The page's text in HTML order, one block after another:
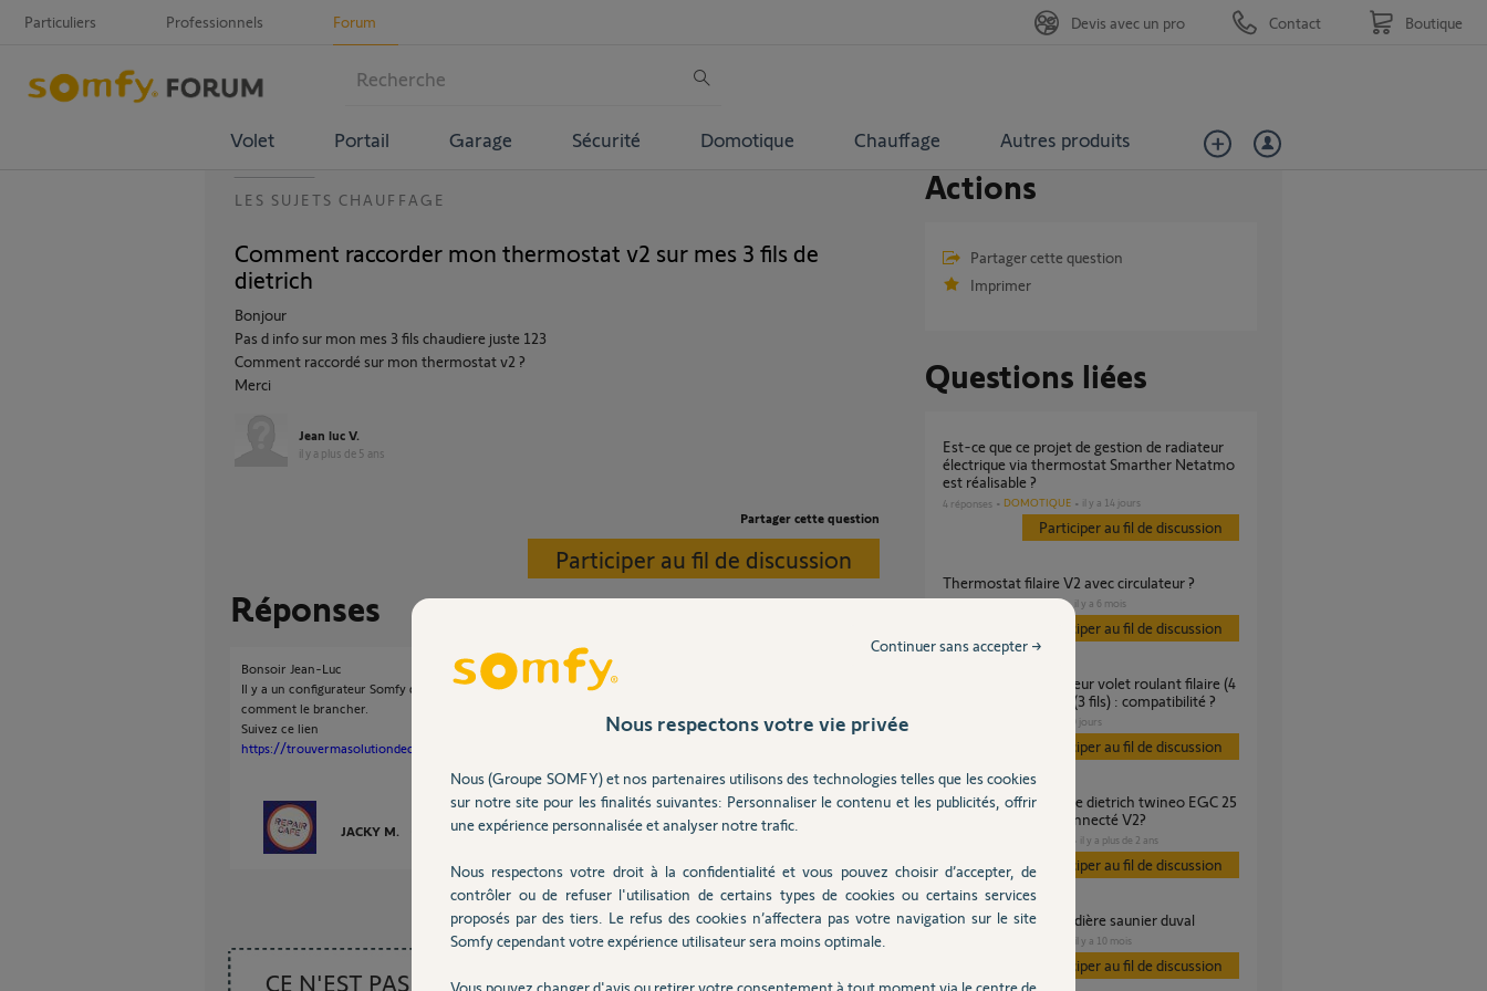
Particuliers Professionnels Forum
Volet Portail Garage Sécurité Domotique Chauffage Autres produits
Devis avec un pro Contact Boutique
LES SUJETS CHAUFFAGE
Comment raccorder mon thermostat v2 sur mes 3 fils de
dietrich
Bonjour
Pas d info sur mon mes 3 fils chaudiere juste 123
Comment raccordé sur mon thermostat v2 ?
Merci
Jean luc V.
il y a plus de 5 ans
Partager cette question
Participer au fil de discussion
Réponses
Bonsoir Jean-Luc
Il y a un configurateur Somfy qui permet de savoir quel thermostat est compatible et
comment le brancher.
Suivez ce lien
https://trouvermasolutiondechauffage.somfy.fr/
JACKY M. il y a plus de 5 ans
CE N'EST PAS CE
Actions
Partager cette question
Imprimer
Questions liées
Est-ce que ce projet de gestion de radiateur
électrique via thermostat Smarther Netatmo
est réalisable ?
4 réponses DOMOTIQUE il y a 14 jours
Participer au fil de discussion
Thermostat filaire V2 avec circulateur ?
CHAUFFAGE il y a 6 mois
Participer au fil de discussion
fils) par moteur RTS (3 fils) : compatibilité ?
il y a 9 jours
Participer au fil de discussion
Cablage Chaudiere De dietrich twineo EGC 25
avec Thermostat connecté V2?
il y a plus de 2 ans
Participer au fil de discussion
Thermostat v2 chaudière saunier duval
il y a 10 mois
Participer au fil de discussion
Nous respectons votre vie privée
Nous (Groupe SOMFY) et nos partenaires utilisons des technologies telles que les cookies
sur notre site pour les finalités suivantes: Personnaliser le contenu et les publicités, offrir
une expérience personnalisée et analyser notre trafic.
Nous respectons votre droit à la confidentialité et vous pouvez choisir d’accepter, de
contrôler ou de refuser l'utilisation de certains types de cookies ou certains services
proposés par des tiers. Le refus des cookies n’affectera pas votre navigation sur le site
Somfy cependant votre expérience utilisateur sera moins optimale.
Vous pouvez changer d'avis ou retirer votre consentement à tout moment via le centre de
Continuer sans accepter →